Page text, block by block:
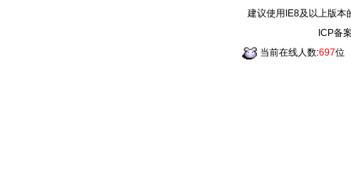
建议使用IE8及以上版本
ICP备
当前在线人数:697位